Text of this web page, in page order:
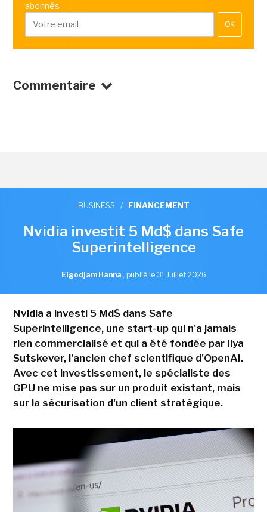
abonnés
OK
Commentaire
BUSINESS / FINANCEMENT
Nvidia investit 5 Md$ dans Safe
Superintelligence
Elgodjam Hanna , publié le 31 Juillet 2026
Nvidia a investi 5 Md$ dans Safe
Superintelligence, une start-up qui n'a jamais
rien commercialisé et qui a été fondée par Ilya
Sutskever, l'ancien chef scientifique d'OpenAI.
Avec cet investissement, le spécialiste des
GPU ne mise pas sur un produit existant, mais
sur la sécurisation d'un client stratégique.